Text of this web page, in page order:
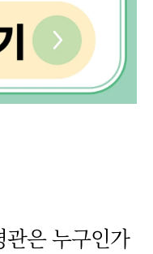
은 누구인가